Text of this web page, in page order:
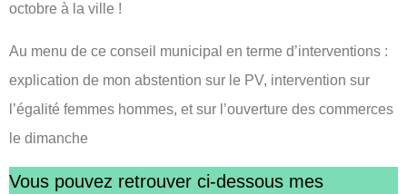
octobre à la ville !
Au menu de ce conseil municipal en terme d’interventions :
explication de mon abstention sur le PV, intervention sur
l’égalité femmes hommes, et sur l’ouverture des commerces
le dimanche
Vous pouvez retrouver ci-dessous mes